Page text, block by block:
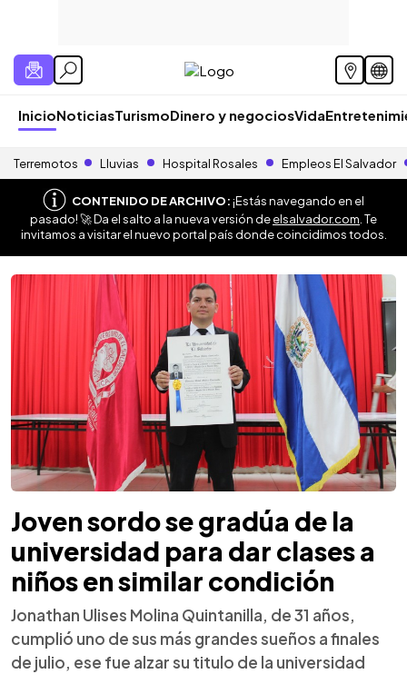
InicioNoticiasTurismoDinero y negociosVida
Terremotos Lluvias Hospital Rosales Empleos El Salvador
CONTENIDO DE ARCHIVO:¡Estás navegando en el
pasado! 🚀 Da el salto a la nueva versión deelsalvador.com . Te
invitamos a visitar el nuevo portal país donde coincidimos todos.
Joven sordo se gradúa de la
universidad para dar clases a
niños en similar condición
Jonathan Ulises Molina Quintanilla, de 31 años,
cumplió uno de sus más grandes sueños a finales
de julio, ese fue alzar su titulo de la universidad